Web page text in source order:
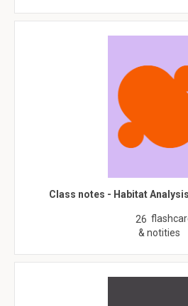
Class notes - Habitat
26
& notities